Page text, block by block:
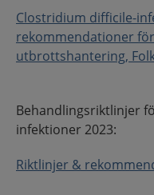
Clostridium difficile-
rekommendationer
utbrottshantering,
Behandlingsriktlinjer
infektioner 2023:
Riktlinjer &